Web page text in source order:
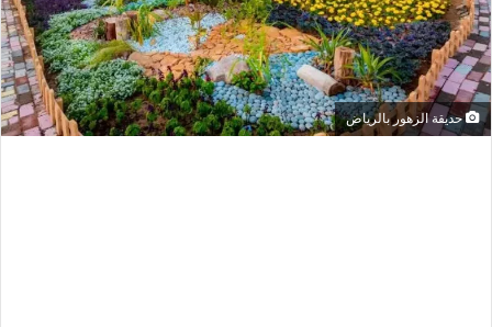
حديقة الزهور بالرياض